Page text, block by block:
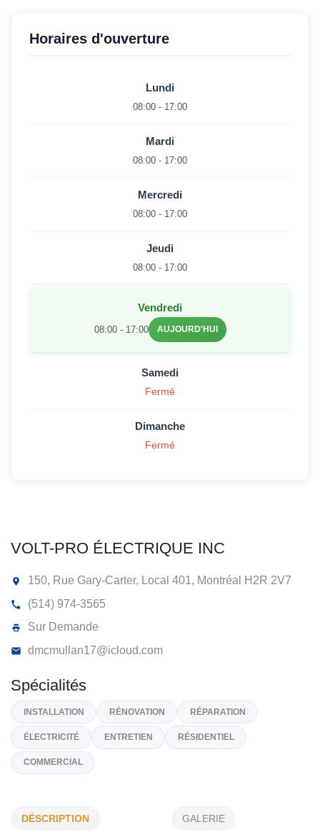
VOLT-PRO ÉLECTRIQUE INC
150, Rue Gary-Carter, Local 401, Montréal
(514) 974-3565
Sur Demande
dmcmullan17@icloud.com
DÉSCRIPTION GALERIE
Horaires d'ouverture
Lundi
08:00 - 17:00
Mardi
08:00 - 17:00
Mercredi
08:00 - 17:00
Jeudi
08:00 - 17:00
Vendredi
08:00 - 17:00 AUJOURD'HUI
Samedi
Fermé
Dimanche
Fermé